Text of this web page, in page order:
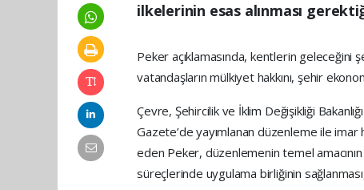
ilkelerinin esas alınması
Peker açıklamasında, kentlerin geleceğini
vatandaşların mülkiyet hakkını, şehir
Çevre, Şehircilik ve İklim Değişikliği
Gazete’de yayımlanan düzenleme ile
eden Peker, düzenlemenin temel
süreçlerinde uygulama birliğinin